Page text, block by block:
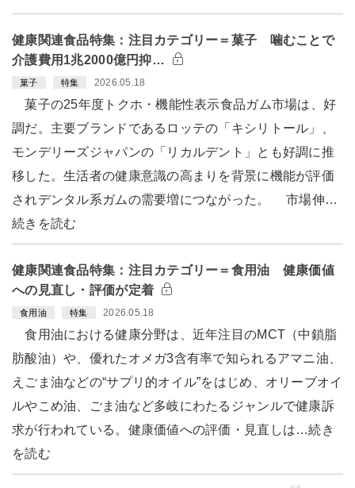
健康関連食品特集：注目カテゴリー＝菓子 噛むことで
介護費用1兆2000億円抑…
菓子 特集 2026.05.18
菓子の25年度トクホ・機能性表示食品ガム市場は、好
調だ。主要ブランドであるロッテの「キシリトール」、
モンデリーズジャパンの「リカルデント」とも好調に推
移した。生活者の健康意識の高まりを背景に機能が評価
されデンタル系ガムの需要増につながった。 市場伸…
続きを読む
健康関連食品特集：注目カテゴリー＝食用油 健康価値
への見直し・評価が定着
食用油 特集 2026.05.18
食用油における健康分野は、近年注目のMCT（中鎖脂
肪酸油）や、優れたオメガ3含有率で知られるアマニ油、
えごま油などの“サプリ的オイル”をはじめ、オリーブオイ
ルやこめ油、ごま油など多岐にわたるジャンルで健康訴
求が行われている。健康価値への評価・見直しは…続き
を読む